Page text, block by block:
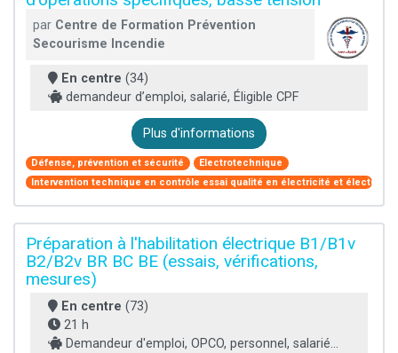
par Centre de Formation Prévention
Secourisme Incendie
En centre (34)
demandeur d’emploi, salarié, Éligible CPF
Plus d'informations
Défense, prévention et sécurité
Electrotechnique
Intervention technique en contrôle essai qualité en électricité et
Préparation à l'habilitation électrique B1/B1v
B2/B2v BR BC BE (essais, vérifications,
mesures)
En centre (73)
21 h
Demandeur d'emploi, OPCO, personnel, salarié...